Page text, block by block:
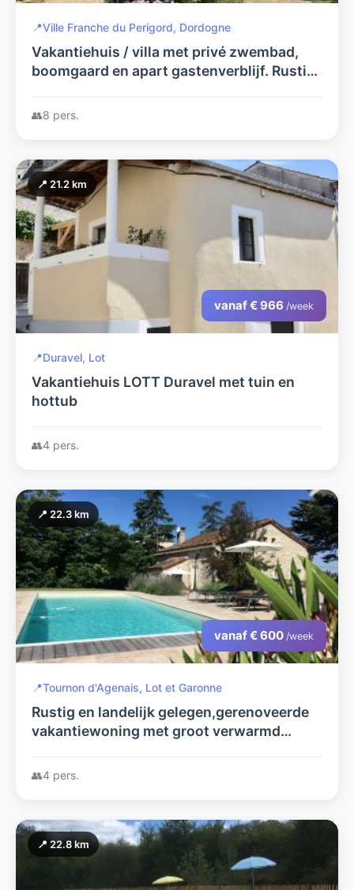
📍Ville Franche du Perigord, Dordogne
Vakantiehuis / villa met privé zwembad,
boomgaard en apart gastenverblijf. Rustig
over het Dordogne gebied
👥8 pers.
📍 21.2 km
vanaf € 966 /week
📍Duravel, Lot
Vakantiehuis LOTT Duravel met tuin en
hottub
👥4 pers.
📍 22.3 km
vanaf € 600 /week
📍Tournon d'Agenais, Lot et Garonne
Rustig en landelijk gelegen,gerenoveerde
vakantiewoning met groot verwarmd
👥4 pers.
📍 22.8 km